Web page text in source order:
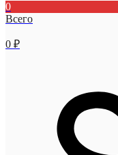
0
Всего
0 ₽